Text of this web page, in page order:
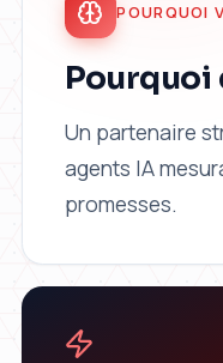
POURQUOI
Pourquoi
Un partenaire
agents IA
promesses.